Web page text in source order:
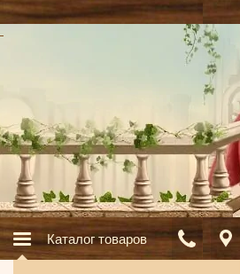
Каталог товаров